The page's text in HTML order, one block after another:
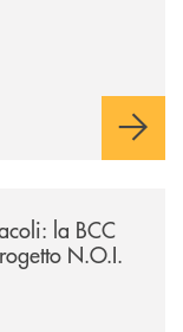
la BCC
N.O.I.